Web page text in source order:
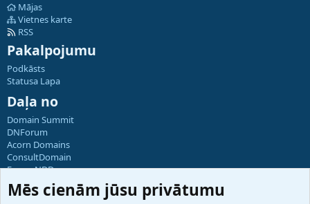
Mājas
Vietnes karte
RSS
Pakalpojumu
Podkāsts
Statusa Lapa
Daļa no
Domain Summit
DNForum
Acorn Domains
ConsultDomain
ForumNDD
Domainforum.ro
27.be
Mēs cienām jūsu privātumu